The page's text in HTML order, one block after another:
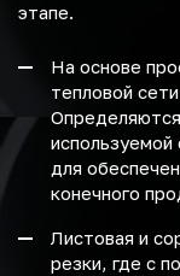
этапе.
На основе
тепловой
Определяются
используемой
для
конечного
Листовая и
резки, где с